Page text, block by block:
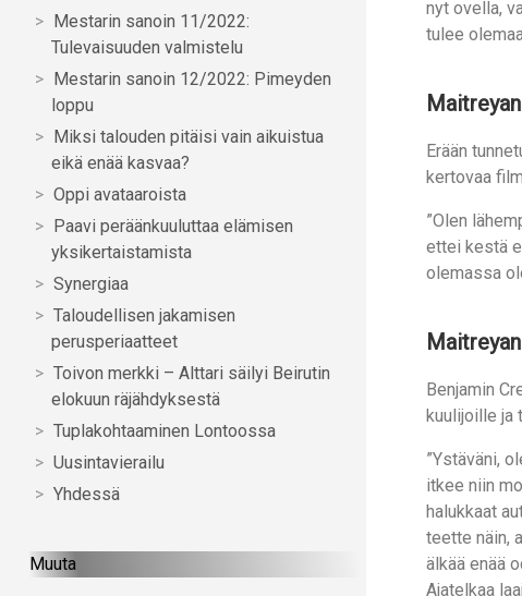
Mestarin sanoin 11/2022:
Tulevaisuuden valmistelu
Mestarin sanoin 12/2022: Pimeyden
loppu
Miksi talouden pitäisi vain aikuistua
eikä enää kasvaa?
Oppi avataaroista
Paavi peräänkuuluttaa elämisen
yksikertaistamista
Synergiaa
Taloudellisen jakamisen
perusperiaatteet
Toivon merkki – Alttari säilyi Beirutin
elokuun räjähdyksestä
Tuplakohtaaminen Lontoossa
Uusintavierailu
Yhdessä
Muuta
nyt ovella,
tulee
Erään
kertovaa
”Olen
ettei kestä
olemassa
Benjamin
kuulijoille ja
”Ystäväni,
itkee niin
halukkaat
teette näin,
älkää enää
Ajatelkaa